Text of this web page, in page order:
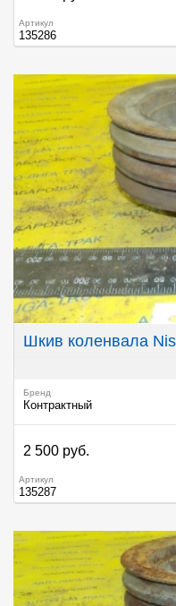
Артикул
135286
Шкив коленвала
Бренд
Контрактный
2 500 руб.
Артикул
135287